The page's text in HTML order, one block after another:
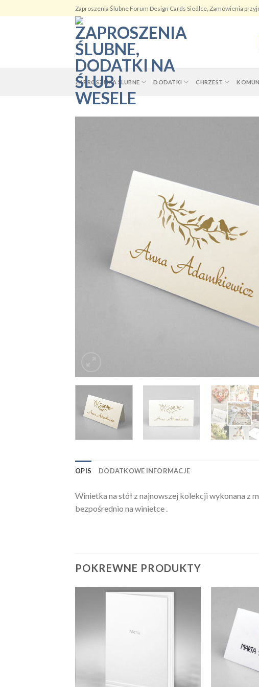
to
Zaproszenia Ślubne Forum Design Cards Siedlce, Zamówienia
ZAPROSZENIA ŚLUBNE DODATKI CHRZEST
OPIS DODATKOWE INFORMACJE
Winietka na stół z najnowszej kolekcji wykonana z
bezpośrednio na winietce .
POKREWNE PRODUKTY